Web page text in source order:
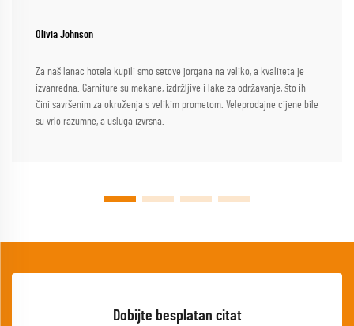
Olivia Johnson
Za naš lanac hotela kupili smo setove jorgana na veliko, a kvaliteta je
izvanredna. Garniture su mekane, izdržljive i lake za održavanje, što ih
čini savršenim za okruženja s velikim prometom. Veleprodajne cijene bile
su vrlo razumne, a usluga izvrsna.
Dobijte besplatan citat